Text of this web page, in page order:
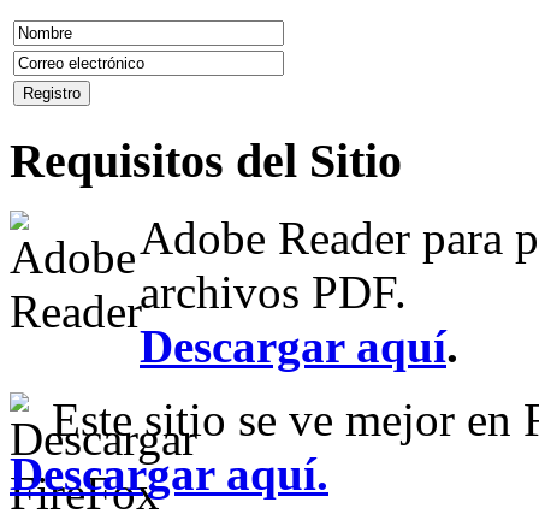
Requisitos del Sitio
Adobe Reader para
archivos PDF.
Descargar aquí.
Este sitio se ve mejor en
Descargar aquí.